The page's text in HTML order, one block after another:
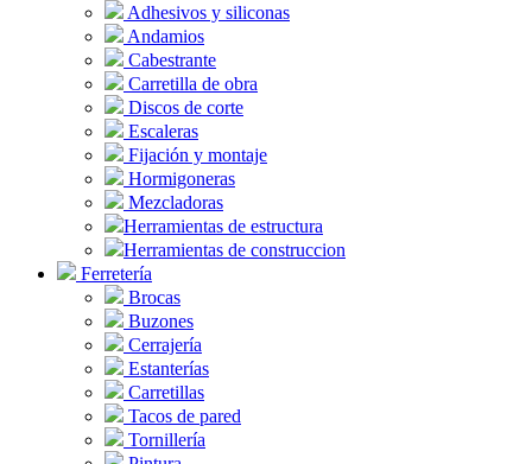
Adhesivos y siliconas
Andamios
Cabestrante
Carretilla de obra
Discos de corte
Escaleras
Fijación y montaje
Hormigoneras
Mezcladoras
Herramientas de estructura
Herramientas de construccion
Ferretería
Brocas
Buzones
Cerrajería
Estanterías
Carretillas
Tacos de pared
Tornillería